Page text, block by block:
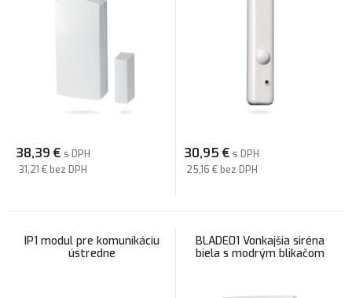
38,39 € s DPH
31,21 € bez DPH
30,95 € s DPH
25,16 € bez DPH
IP1 modul pre komunikáciu
ústredne
BLADE01 Vonkajšia siréna
biela s modrým blikačom